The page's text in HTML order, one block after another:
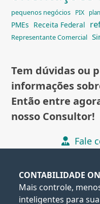
pequenos negócios PIX
PMEs Receita Federal
Representante Comercial
Tem dúvidas ou
informações
Então entre
nosso Consultor!
Fale
CONTABILIDADE
Mais controle,
inteligentes para